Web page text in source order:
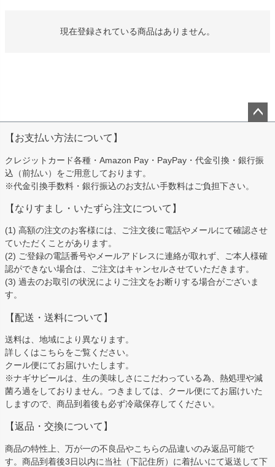
現在登録されている商品はありません。
ップ
へ
【お支払い方法について】
クレジットカード各種・Amazon Pay・PayPay・代金引換・銀行振
込（前払い）をご用意しております。
※代金引換手数料・銀行振込のお支払い手数料はご負担下さい。
【なりすまし・いたずら注文について】
(1) 高額の注文のお客様には、ご注文後に電話やメールにて確認させ
ていただくことがあります。
(2) ご登録の電話番号やメールアドレスに連絡が取れず、ご本人様確
認ができない場合は、ご注文はキャンセルさせていただきます。
(3) 過去のお取引の状況によりご注文をお断りする場合がございま
す。
【配送・送料について】
送料は、地域により異なります。
詳しくはこちらをご覧ください。
クール便にてお届けいたします。
※ナギサビールは、生の美味しさにこだわっている為、熱処理や減
菌ろ過をしておりません。つきましては、クール便にてお届けいた
しますので、商品到着後も必ず冷蔵保存してください。
【返品・交換について】
商品の特性上、万が一の不良品やこちらの品違いのみ返品可能で
す。商品到着後3日以内に当社（下記住所）に着払いにて返送して下